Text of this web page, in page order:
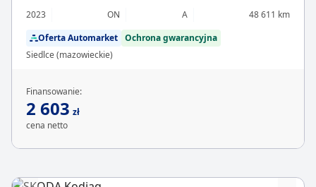
2023 ON A
48 611 km
Oferta Automarket Ochrona gwarancyjna
Siedlce (mazowieckie)
Finansowanie:
2 603 zł
cena netto